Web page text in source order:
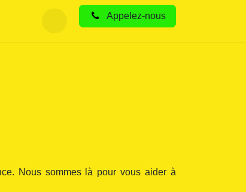
Appel ez-nous
Nous sommes là pour vous aider à